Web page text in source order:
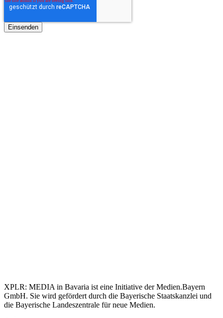
XPLR: MEDIA in Bavaria ist eine Initiative der Medien.Bayern
GmbH. Sie wird gefördert durch die Bayerische Staatskanzlei und
die Bayerische Landeszentrale für neue Medien.